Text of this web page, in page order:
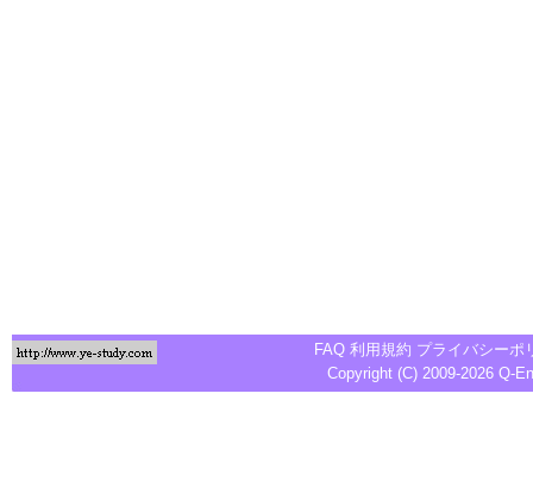
FAQ 利用規約 プライバシーポ
Copyright (C) 2009-2026 Q-